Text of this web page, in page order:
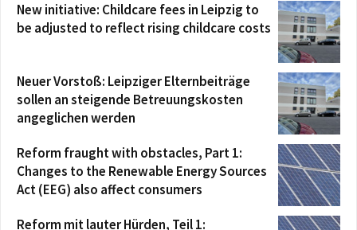
New initiative: Childcare fees in Leipzig to
be adjusted to reflect rising childcare costs
Neuer Vorstoß: Leipziger Elternbeiträge
sollen an steigende Betreuungskosten
angeglichen werden
Reform fraught with obstacles, Part 1:
Changes to the Renewable Energy Sources
Act (EEG) also affect consumers
Reform mit lauter Hürden, Teil 1: